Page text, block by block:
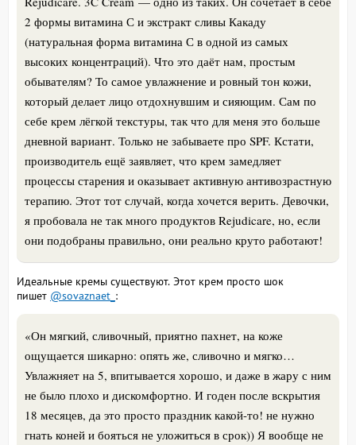
2 формы витамина С и экстракт сливы Какаду
(натуральная форма витамина С в одной из самых
высоких концентраций). Что это даёт нам, простым
обывателям? То самое увлажнение и ровный тон кожи,
который делает лицо отдохнувшим и сияющим. Сам по
себе крем лёгкой текстуры, так что для меня это больше
дневной вариант. Только не забываете про SPF. Кстати,
производитель ещё заявляет, что крем замедляет
процессы старения и оказывает активную антивозрастную
терапию. Этот тот случай, когда хочется верить. Девочки,
я пробовала не так много продуктов Rejudicare, но, если
они подобраны правильно, они реально круто работают!
Идеальные кремы существуют. Этот крем просто шок
пишет @sovaznaet_ :
«Он мягкий, сливочный, приятно пахнет, на коже
ощущается шикарно: опять же, сливочно и мягко…
Увлажняет на 5, впитывается хорошо, и даже в жару с ним
не было плохо и дискомфортно. И годен после вскрытия
18 месяцев, да это просто праздник какой-то! не нужно
гнать коней и бояться не уложиться в срок)) Я вообще не